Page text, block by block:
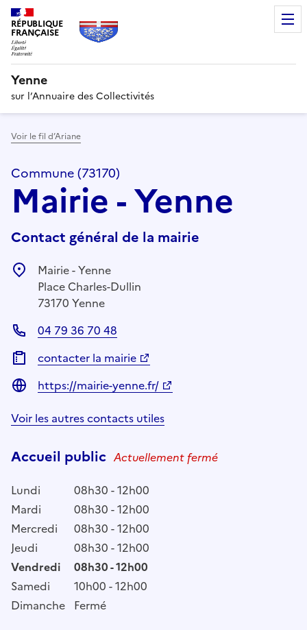
RÉPUBLIQUE
FRANÇAISE
Yenne
sur l’Annuaire des Collectivités
Voir le fil d’Ariane
Commune (73170)
Mairie - Yenne
Contact général de la mairie
Mairie - Yenne
Place Charles-Dullin
73170 Yenne
04 79 36 70 48
contacter la mairie
https://mairie-yenne.fr/
Voir les autres contacts utiles
Accueil public Actuellement fermé
Lundi
08h30 - 12h00
Mardi
08h30 - 12h00
Mercredi
08h30 - 12h00
Jeudi
08h30 - 12h00
Vendredi
08h30 - 12h00
Samedi
10h00 - 12h00
Dimanche Fermé